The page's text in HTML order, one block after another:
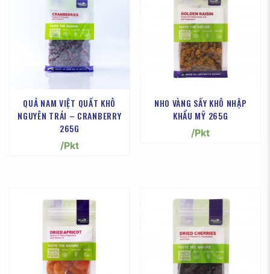
QUẢ NAM VIỆT QUẤT KHÔ
NGUYÊN TRÁI – CRANBERRY
265G
/Pkt
NHO VÀNG SẤY KHÔ NHẬP
KHẨU MỸ 265G
/Pkt